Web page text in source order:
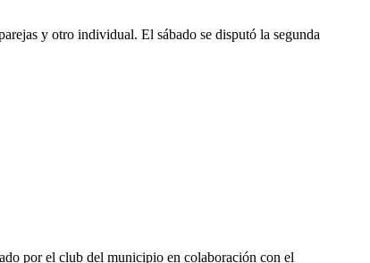
y otro individual. El sábado se disputó la segunda
por el club del municipio en colaboración con el